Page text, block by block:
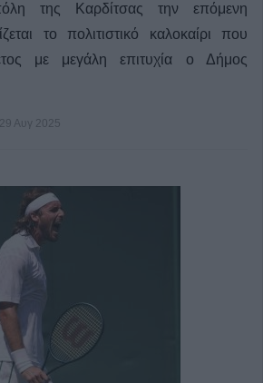
της Καρδίτσας την επόμενη
το πολιτιστικό καλοκαίρι που
με μεγάλη επιτυχία ο Δήμος
29 Αυγ 2025